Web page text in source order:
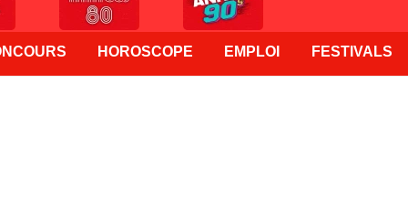
HOROSCOPE EMPLOI FESTIVALS